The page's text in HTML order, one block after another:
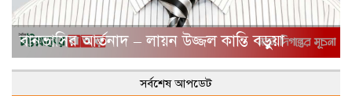
বানভাসির আর্তনাদ – লায়ন উজ্জল কান্তি বড়ুয়া
সর্বশেষ আপডেট